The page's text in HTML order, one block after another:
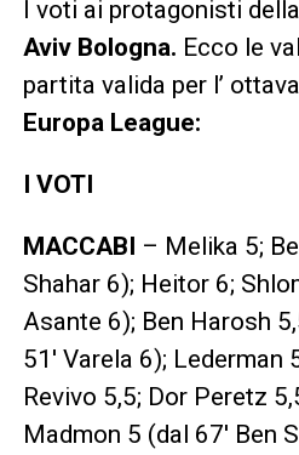
I voti ai protagonisti
Aviv Bologna. Ecco le
partita valida per l’
Europa League:
I VOTI
MACCABI – Melika 5;
Shahar 6); Heitor 6;
Asante 6); Ben Harosh
51′ Varela 6); Lederman
Revivo 5,5; Dor Peretz
Madmon 5 (dal 67′ Ben